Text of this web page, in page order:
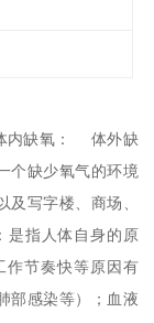
内缺氧： 体外缺
个缺少氧气的环境
写字楼、商场、
指人体自身的原
作节奏快等原因有
部感染等）；血液